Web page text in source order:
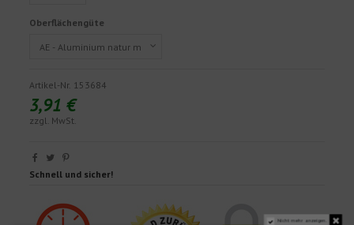
Oberflächengüte
Artikel-Nr. 153684
3,91 €
zzgl. MwSt.
Schnell und sicher!
Nicht mehr anzeigen.